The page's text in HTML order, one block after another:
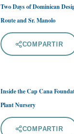
Two Days of Dominican
Route and Sr. Manolo
COMPARTIR
Inside the Cap Cana
Plant Nursery
COMPARTIR